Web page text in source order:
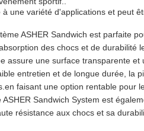
une variété d'applications et peut
ASHER Sandwich est parfaite
des chocs et de durabilité
assure une surface transparente et
entretien et de longue durée, la
faisant une option rentable pour
ASHER Sandwich System est
résistance aux chocs et sa